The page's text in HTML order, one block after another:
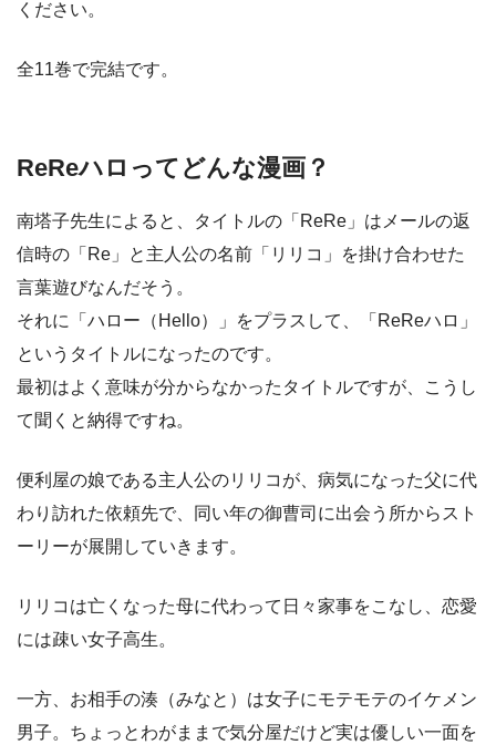
ください。
全11巻で完結です。
ReReハロってどんな漫画？
南塔子先生によると、タイトルの「ReRe」はメールの返
信時の「Re」と主人公の名前「リリコ」を掛け合わせた
言葉遊びなんだそう。
それに「ハロー（Hello）」をプラスして、「ReReハロ」
というタイトルになったのです。
最初はよく意味が分からなかったタイトルですが、こうし
て聞くと納得ですね。
便利屋の娘である主人公のリリコが、病気になった父に代
わり訪れた依頼先で、同い年の御曹司に出会う所からスト
ーリーが展開していきます。
リリコは亡くなった母に代わって日々家事をこなし、恋愛
には疎い女子高生。
一方、お相手の湊（みなと）は女子にモテモテのイケメン
男子。ちょっとわがままで気分屋だけど実は優しい一面を